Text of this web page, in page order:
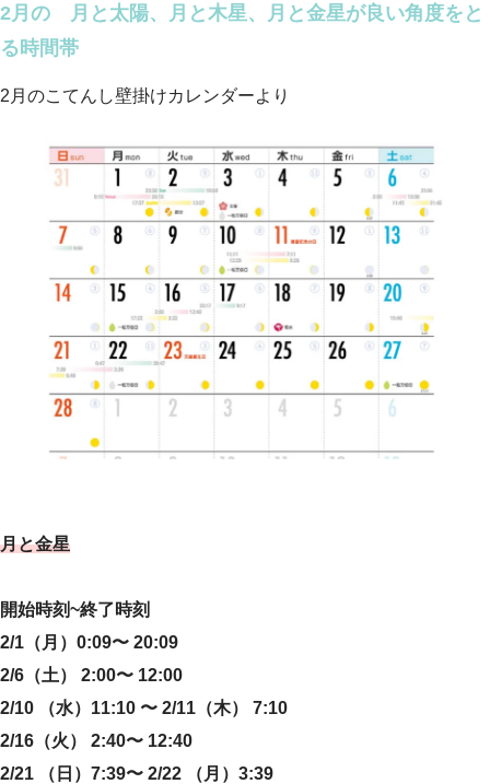
2月の 月と太陽、月と木星、月と金星が良い角度をと
る時間帯
2月のこてんし壁掛けカレンダーより
月と金星
開始時刻~終了時刻
2/1（月）0:09〜 20:09
2/6（土） 2:00〜 12:00
2/10 （水）11:10 〜 2/11（木） 7:10
2/16（火） 2:40〜 12:40
2/21 （日）7:39〜 2/22 （月）3:39